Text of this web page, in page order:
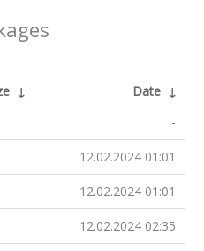
↓ Date ↓
-
12.02.2024 01:01
12.02.2024 01:01
12.02.2024 02:35